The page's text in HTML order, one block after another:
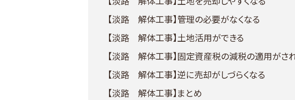
【淡路 解体工事】管理の必要がなくなる
【淡路 解体工事】土地活用ができる
【淡路 解体工事】固定資産税の減税の適用がさ
【淡路 解体工事】逆に売却がしづらくなる
【淡路 解体工事】まとめ